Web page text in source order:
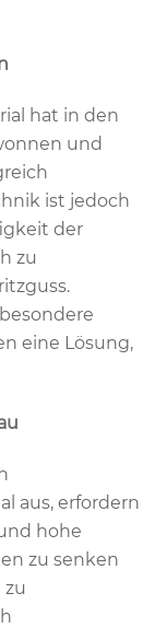
hat in den
und
ist jedoch
der
zu
eine Lösung,
aus, erfordern
hohe
zu senken
zu